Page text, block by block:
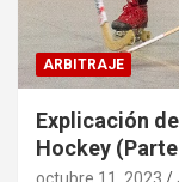
ARBITRAJE
Explicación
Hockey